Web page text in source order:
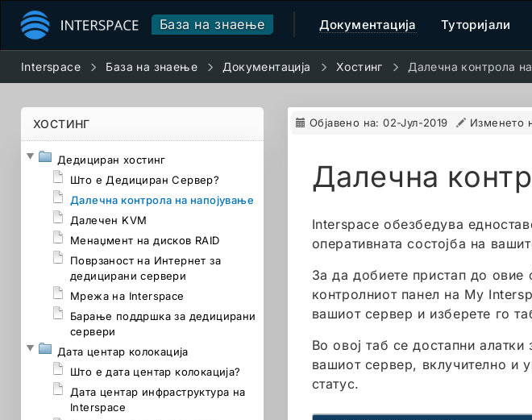
База на знаење Документација Туторијали
Interspace База на знаење Документација Хостинг Далечна контрола
ХОСТИНГ
Дедициран хостинг
Што е Дедициран Сервер?
Далечна контрола на напојување
Далечен KVM
Менаџмент на дисков RAID
Поврзаност на Интернет за
дедицирани сервери
Мрежа на Interspace
Барање поддршка за дедицирани
сервери
Дата центар колокација
Што е дата центар колокација?
Дата центар инфраструктура на
Interspace
Објавено на:02-Јул-2019 Изменето
Далечна
Interspace обезбедува
оперативната состојба на
За да добиете пристап до овие
контролниот панел на My
вашиот сервер и изберете го
Во овој таб се достапни
вашиот сервер, вклучително и
статус.